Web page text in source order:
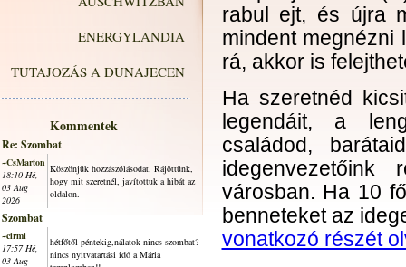
ENERGYLANDIA
TUTAJOZÁS A DUNAJECEN
Kommentek
Re: Szombat
~CsMarton
18:10 Hé,
03 Aug
2026
Köszönjük hozzászólásodat. Rájöttünk,
hogy mit szeretnél, javítottuk a hibát az
oldalon.
Szombat
~cirmi
17:57 Hé,
03 Aug
hétfőtől péntekig,nálatok nincs szombat?
nincs nyitvatartási idő a Mária
rabul ejt, és újra
mindent megnézni
rá, akkor is
Ha szeretnéd
legendáit, a
családod,
idegenvezetőink
városban. Ha 10
benneteket az
vonatkozó részét